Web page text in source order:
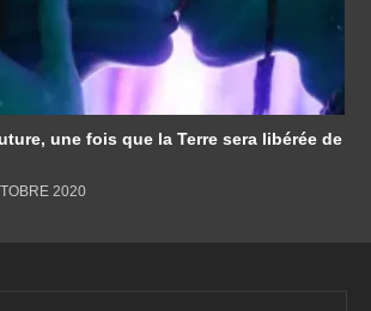
une fois que la Terre sera libérée de
2020